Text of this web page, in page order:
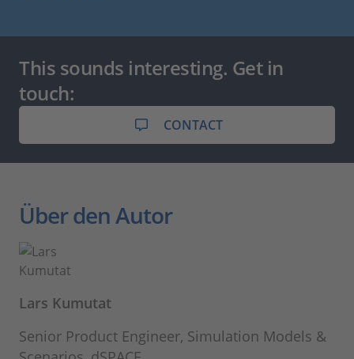
This sounds interesting. Get in
touch:
CONTACT
Über den Autor
Lars Kumutat
Senior Product Engineer, Simulation Models &